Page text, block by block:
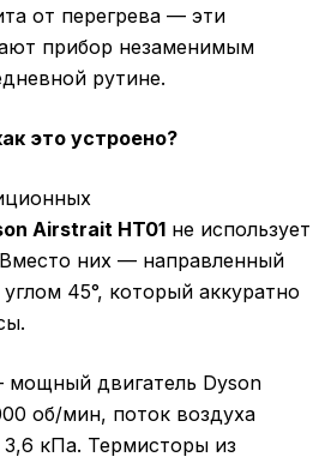
от перегрева — эти
прибор незаменимым
рутине.
это устроено?
Airstrait HT01 не использует
них — направленный
45°, который аккуратно
двигатель Dyson
об/мин, поток воздуха
3,6 кПа. Термисторы из